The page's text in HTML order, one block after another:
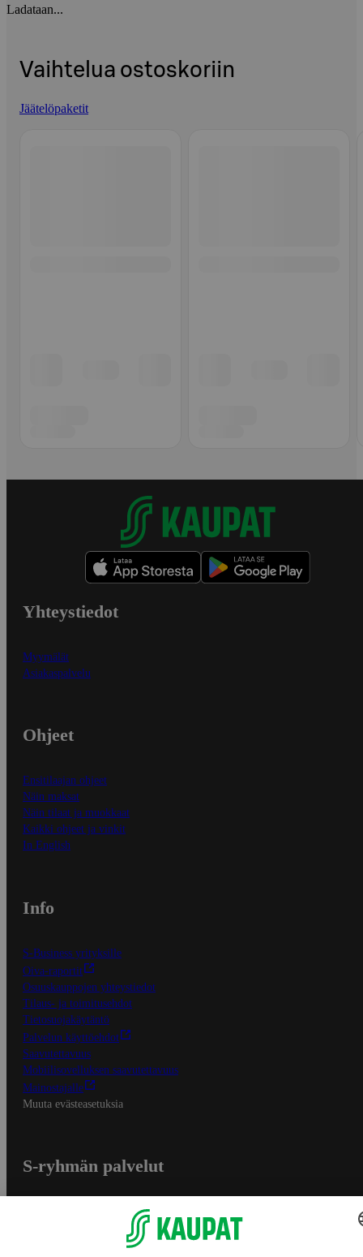
Ladataan...
Vaihtelua ostoskoriin
Jäätelöpaketit
Yhteystiedot
Myymälät
Asiakaspalvelu
Ohjeet
Ensitilaajan ohjeet
Näin maksat
Näin tilaat ja muokkaat
Kaikki ohjeet ja vinkit
In English
Info
S-Business yrityksille
Oiva-raportit
Osuuskauppojen yhteystiedot
Tilaus- ja toimitusehdot
Tietosuojakäytäntö
Palvelun käyttöehdot
Saavutettavuus
Mobiilisovelluksen saavutettavuus
Mainostajalle
Muuta evästeasetuksia
S-ryhmän palvelut
Yhteishyvä Ruoka -sovellus